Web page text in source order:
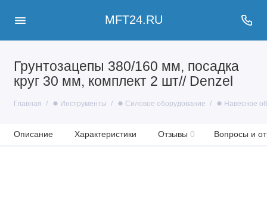
MFT24.RU
Грунтозацепы 380/160 мм, посадка
круг 30 мм, комплект 2 шт// Denzel
Главная ✹ Инструменты ✹ Силовое оборудование ✹ Навесное
Описание Характеристики Отзывы 0 Вопросы и